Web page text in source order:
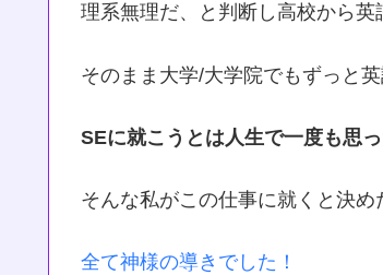
理系無理だ、と判断し高校から英
そのまま大学/大学院でもずっと
SEに就こうとは人生で一度も思
そんな私がこの仕事に就くと決め
全て神様の導きでした！